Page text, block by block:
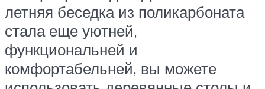
летняя беседка из поликарбоната
стала еще уютней,
функциональней и
комфортабельней, вы можете